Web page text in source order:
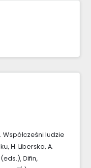
ludzie
H. Liberska, A.
Difin,